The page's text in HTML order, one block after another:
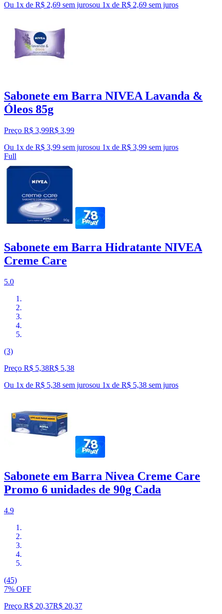
Ou 1x de R$ 2,69 sem jurosou 1x de R$ 2,69 sem juros
Sabonete em Barra NIVEA Lavanda &
Óleos 85g
Preço R$ 3,99R$ 3,99
Ou 1x de R$ 3,99 sem jurosou 1x de R$ 3,99 sem juros
Full
Sabonete em Barra Hidratante NIVEA
Creme Care
5.0
(3)
Preço R$ 5,38R$ 5,38
Ou 1x de R$ 5,38 sem jurosou 1x de R$ 5,38 sem juros
Sabonete em Barra Nivea Creme Care
Promo 6 unidades de 90g Cada
4.9
(45)
7% OFF
Preço R$ 20,37R$ 20,37